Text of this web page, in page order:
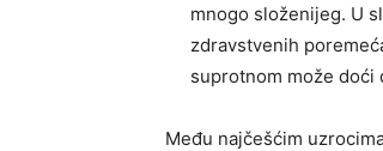
mnogo složenijeg. U
zdravstvenih
suprotnom može doći
Među najčešćim